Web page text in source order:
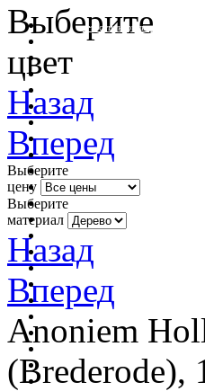
очистить фильтр цвета
Выберите
цвет
Назад
Вперед
Выберите
цену
Выберите
материал
Назад
Вперед
Anoniem
(Brederode),